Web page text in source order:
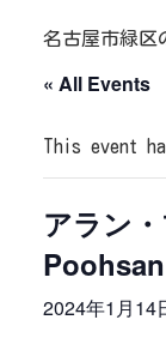
名古屋市緑区
« All Events
This event
アラン
2024年1月14